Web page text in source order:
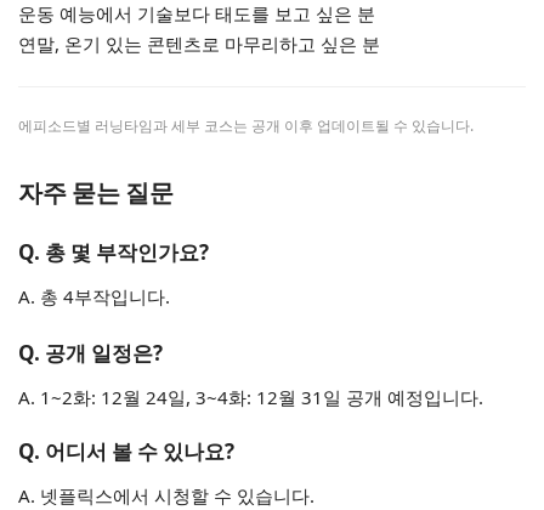
운동 예능에서 기술보다 태도를 보고 싶은 분
연말, 온기 있는 콘텐츠로 마무리하고 싶은 분
에피소드별 러닝타임과 세부 코스는 공개 이후 업데이트될 수 있습니다.
자주 묻는 질문
Q. 총 몇 부작인가요?
A. 총 4부작입니다.
Q. 공개 일정은?
A. 1~2화: 12월 24일, 3~4화: 12월 31일 공개 예정입니다.
Q. 어디서 볼 수 있나요?
A. 넷플릭스에서 시청할 수 있습니다.